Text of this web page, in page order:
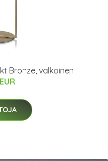
Bronze, valkoinen